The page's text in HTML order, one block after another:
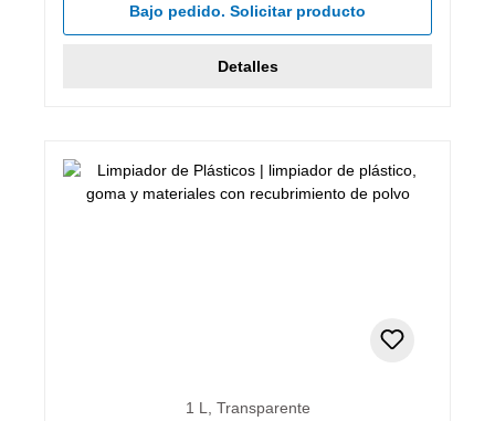
Bajo pedido. Solicitar producto
Detalles
1 L, Transparente